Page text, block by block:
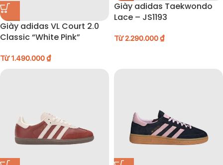
Giày adidas VL Court 2.0
Classic “White Pink”
Từ1.490.000₫
Giày adidas Taekwondo
Lace – JS1193
Từ2.290.000₫